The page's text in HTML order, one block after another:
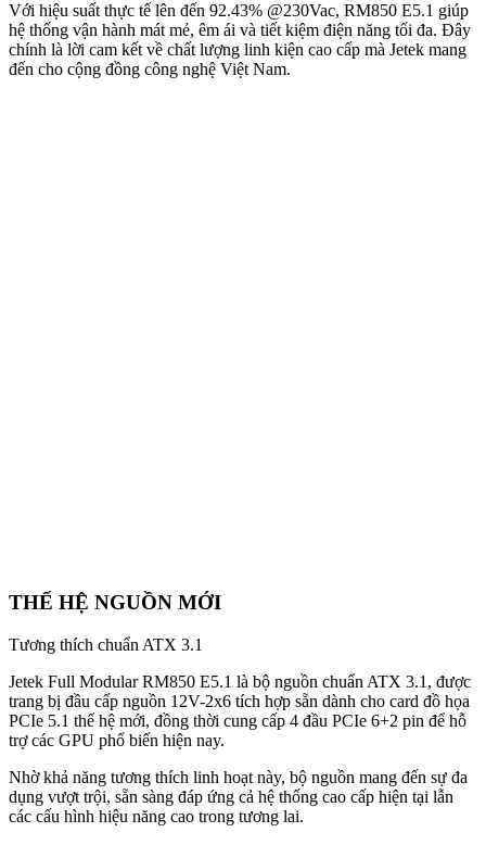
Với hiệu suất thực tế lên đến 92.43% @230Vac, RM850 E5.1 giúp
hệ thống vận hành mát mẻ, êm ái và tiết kiệm điện năng tối đa. Đây
chính là lời cam kết về chất lượng linh kiện cao cấp mà Jetek mang
đến cho cộng đồng công nghệ Việt Nam.
THẾ HỆ NGUỒN MỚI
Tương thích chuẩn ATX 3.1
Jetek Full Modular RM850 E5.1 là bộ nguồn chuẩn ATX 3.1, được
trang bị đầu cấp nguồn 12V-2x6 tích hợp sẵn dành cho card đồ họa
PCIe 5.1 thế hệ mới, đồng thời cung cấp 4 đầu PCIe 6+2 pin để hỗ
trợ các GPU phổ biến hiện nay.
Nhờ khả năng tương thích linh hoạt này, bộ nguồn mang đến sự đa
dụng vượt trội, sẵn sàng đáp ứng cả hệ thống cao cấp hiện tại lẫn
các cấu hình hiệu năng cao trong tương lai.